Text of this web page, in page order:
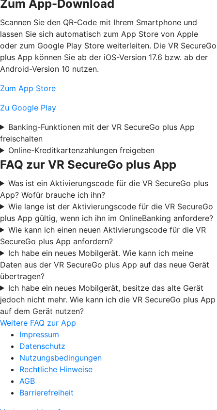
Zum App-Download
Scannen Sie den QR-Code mit Ihrem Smartphone und
lassen Sie sich automatisch zum App Store von Apple
oder zum Google Play Store weiterleiten. Die VR SecureGo
plus App können Sie ab der iOS-Version 17.6 bzw. ab der
Android-Version 10 nutzen.
Zum App Store
Zu Google Play
Banking-Funktionen mit der VR SecureGo plus App
freischalten
Online-Kreditkartenzahlungen freigeben
FAQ zur VR SecureGo plus App
Was ist ein Aktivierungscode für die VR SecureGo plus
App? Wofür brauche ich ihn?
Wie lange ist der Aktivierungscode für die VR SecureGo
plus App gültig, wenn ich ihn im OnlineBanking anfordere?
Wie kann ich einen neuen Aktivierungscode für die VR
SecureGo plus App anfordern?
Ich habe ein neues Mobilgerät. Wie kann ich meine
Daten aus der VR SecureGo plus App auf das neue Gerät
übertragen?
Ich habe ein neues Mobilgerät, besitze das alte Gerät
jedoch nicht mehr. Wie kann ich die VR SecureGo plus App
auf dem Gerät nutzen?
Weitere FAQ zur App
Impressum
Datenschutz
Nutzungsbedingungen
Rechtliche Hinweise
AGB
Barrierefreiheit